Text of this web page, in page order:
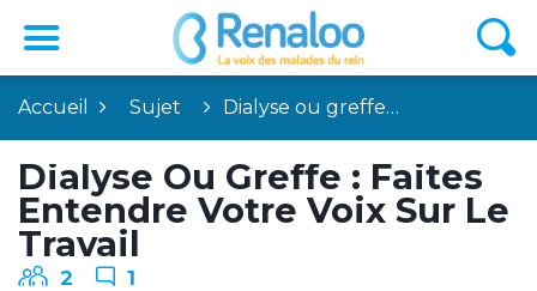
Accueil Sujet Dialyse ou greffe…
Dialyse Ou Greffe : Faites
Entendre Votre Voix Sur Le
Travail
2 1